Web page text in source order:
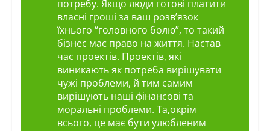
потребу. Якщо люди готові платити
власні гроші за ваш розв’язок
їхнього “головного болю”, то такий
бізнес має право на життя. Настав
час проектів. Проектів, які
виникають як потреба вирішувати
чужі проблеми, й тим самим
вирішують наші фінансові та
моральні проблеми. Та,окрім
всього, це має бути улюбленим